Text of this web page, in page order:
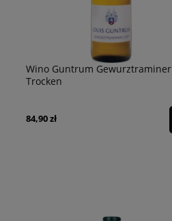
Wino Guntrum Gewurztraminer
Trocken
84,90 zł